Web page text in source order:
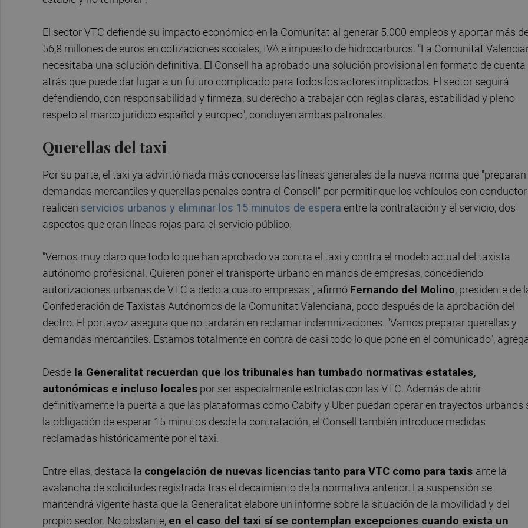
El sector VTC defiende su impacto económico en la Comunitat al generar 5.000 empleos y aportar más
56,8 millones de euros en cotizaciones sociales, IVA e impuesto de hidrocarburos. "La Comunitat
necesitaba una solución definitiva. El Consell ha aprobado una solución provisional en formato de cuenta
atrás que puede dar lugar a un futuro complicado para todos los actores implicados. El sector seguirá
defendiendo, con responsabilidad y firmeza, su derecho a trabajar con reglas claras, estabilidad y pleno
respeto al marco jurídico español y europeo", concluyen ambas patronales.
Querellas del taxi
Por su parte, el taxi ya advirtió nada más conocerse las líneas generales de la nueva norma que "preparan
demandas mercantiles y querellas penales contra el Consell" por permitir que los vehículos con conductor
realicen servicios urbanos y eliminar los 15 minutos de espera entre la contratación y el servicio, dos
aspectos que eran líneas rojas para el servicio público.
"Vemos muy claro que todo lo que han aprobado va contra el taxi y contra el modelo actual del taxista
autónomo profesional. Quieren poner el transporte urbano en manos de empresas, concediendo
autorizaciones urbanas de VTC a dedo a cuatro empresas", afirmó Fernando del Molino, presidente de
Confederación de Taxistas Autónomos de la Comunitat Valenciana, poco después de la aprobación del
dectro. El portavoz asegura que no tardarán en reclamar indemnizaciones. "Vamos preparar querellas y
demandas mercantiles. Estamos totalmente en contra de casi todo lo que pone en el comunicado",
Desde la Generalitat recuerdan que los tribunales han tumbado normativas estatales,
autonómicas e incluso locales por ser especialmente estrictas con las VTC. Además de abrir
definitivamente la puerta a que las plataformas como Cabify y Uber puedan operar en trayectos urbanos
la obligación de esperar 15 minutos desde la contratación, el Consell también introduce medidas
reclamadas históricamente por el taxi.
Entre ellas, destaca la congelación de nuevas licencias tanto para VTC como para taxis ante la
avalancha de solicitudes registrada tras el decaimiento de la normativa anterior. La suspensión se
mantendrá vigente hasta que la Generalitat elabore un informe sobre la situación de la movilidad y del
propio sector. No obstante, en el caso del taxi sí se contemplan excepciones cuando exista un